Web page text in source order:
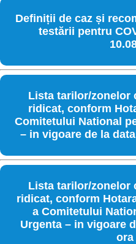
Definiții de caz și
testării pentru
Lista tarilor/zonelor
ridicat, conform
Comitetului National
– in vigoare de la
Lista tarilor/zonelor
ridicat, conform
a Comitetului
Urgenta – in vigoare
ora